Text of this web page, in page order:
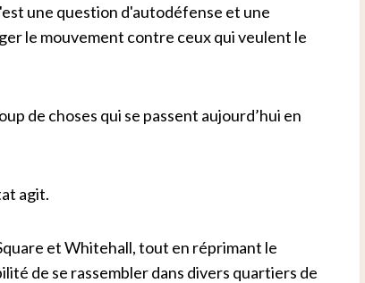
une question d'autodéfense et une
le mouvement contre ceux qui veulent le
de choses qui se passent aujourd’hui en
agit.
et Whitehall, tout en réprimant le
de se rassembler dans divers quartiers de